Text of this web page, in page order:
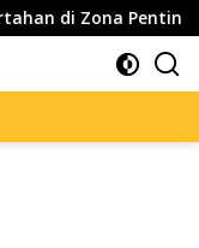
Zona Penting,